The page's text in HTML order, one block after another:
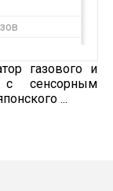
кодов
(Г) X635 (В)
газового и
с сенсорным
...